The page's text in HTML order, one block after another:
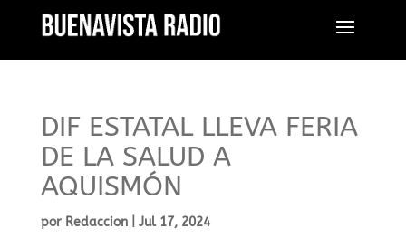
DIF ESTATAL LLEVA FERIA
DE LA SALUD A
AQUISMÓN
por Redaccion| Jul 17, 2024